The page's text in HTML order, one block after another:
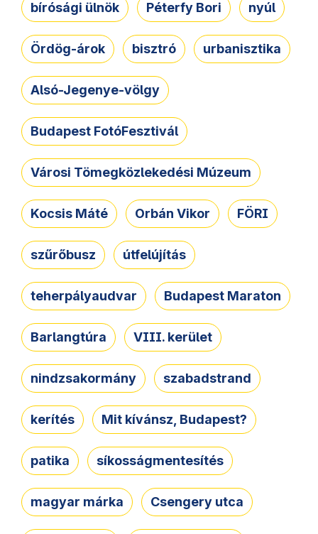
bírósági ülnök Péterfy Bori nyúl
Ördög-árok bisztró urbanisztika
Alsó-Jegenye-völgy
Budapest FotóFesztivál
Városi Tömegközlekedési Múzeum
Kocsis Máté Orbán Vikor FÖRI
szűrőbusz útfelújítás
teherpályaudvar Budapest Maraton
Barlangtúra VIII. kerület
nindzsakormány szabadstrand
kerítés Mit kívánsz, Budapest?
patika síkosságmentesítés
magyar márka Csengery utca